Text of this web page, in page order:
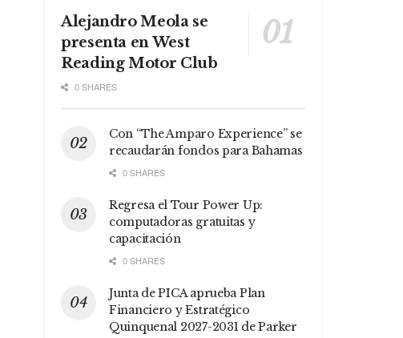
Alejandro Meola se
presenta en West
Reading Motor Club
0 SHARES
Con “The Amparo Experience” se
recaudarán fondos para Bahamas
0 SHARES
Regresa el Tour Power Up:
computadoras gratuitas y
capacitación
0 SHARES
Junta de PICA aprueba Plan
Financiero y Estratégico
Quinquenal 2027-2031 de Parker